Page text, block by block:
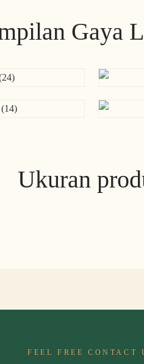
Gaya
Ukuran
FEEL FREE CONTACT